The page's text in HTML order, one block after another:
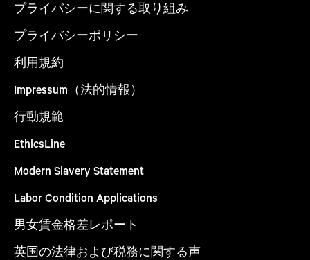
プライバシーに関する取り組み
プライバシーポリシー
利用規約
Impressum（法的情報）
行動規範
EthicsLine
Modern Slavery Statement
Labor Condition Applications
男女賃金格差レポート
英国の法律および税務に関する声